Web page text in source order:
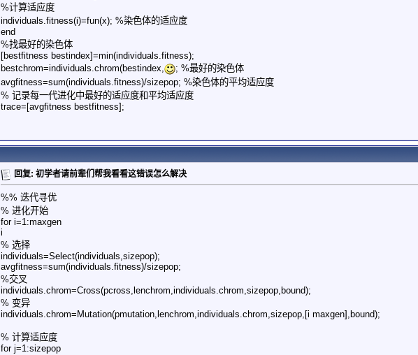
%计算适应度
individuals.fitness(i)=fun(x); %染色体的适应度
end
%找最好的染色体
[bestfitness bestindex]=min(individuals.fitness);
bestchrom=individuals.chrom(bestindex,
; %最好的染色体
avgfitness=sum(individuals.fitness)/sizepop; %染色体的平均适应度
% 记录每一代进化中最好的适应度和平均适应度
trace=[avgfitness bestfitness];
回复: 初学者请前辈们帮我看看这错误怎么解决
%% 迭代寻优
% 进化开始
for i=1:maxgen
i
% 选择
individuals=Select(individuals,sizepop);
avgfitness=sum(individuals.fitness)/sizepop;
%交叉
individuals.chrom=Cross(pcross,lenchrom,individuals.chrom,sizepop,bound);
% 变异
individuals.chrom=Mutation(pmutation,lenchrom,individuals.chrom,sizepop,[i maxgen],bound);
% 计算适应度
for j=1:sizepop